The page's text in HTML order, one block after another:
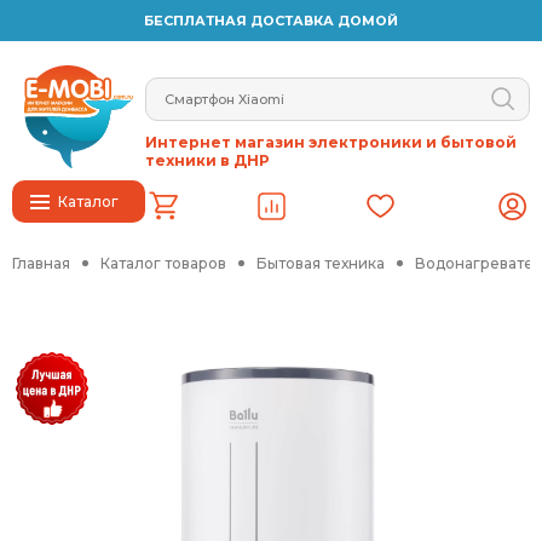
БЕСПЛАТНАЯ ДОСТАВКА ДОМОЙ
Каталог
Интернет магазин электроники и бытовой
техники в ДНР
Главная Каталог товаров Бытовая техника